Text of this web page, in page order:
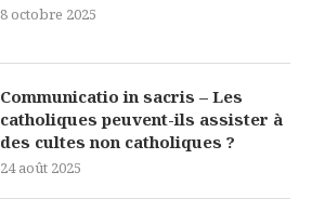
8 octobre 2025
Communicatio in sacris – Les
catholiques peuvent-ils assister à
des cultes non catholiques ?
24 août 2025